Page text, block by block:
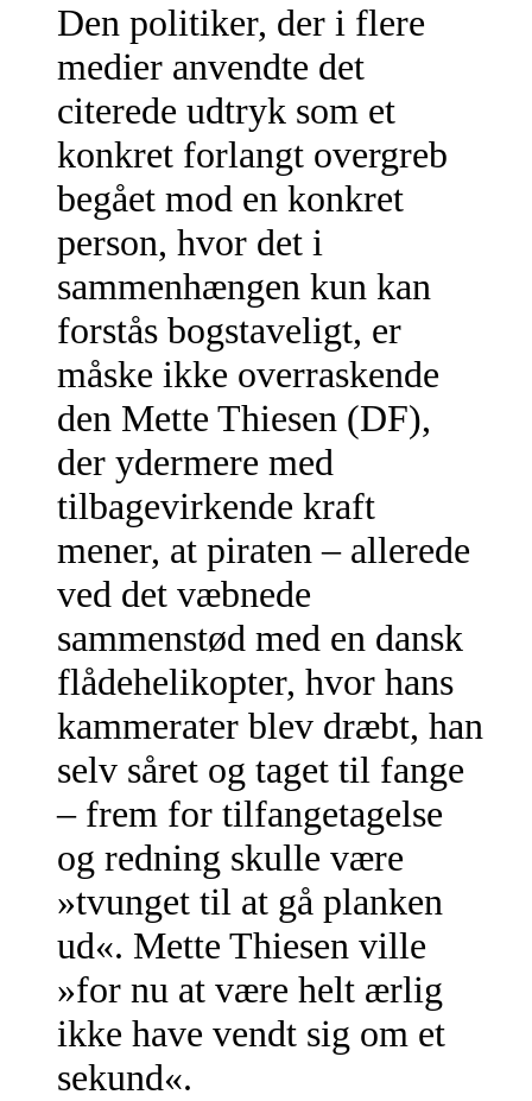
Den politiker, der i flere
medier anvendte det
citerede udtryk som et
konkret forlangt overgreb
begået mod en konkret
person, hvor det i
sammenhængen kun kan
forstås bogstaveligt, er
måske ikke overraskende
den Mette Thiesen (DF),
der ydermere med
tilbagevirkende kraft
mener, at piraten – allerede
ved det væbnede
sammenstød med en dansk
flådehelikopter, hvor hans
kammerater blev dræbt, han
selv såret og taget til fange
– frem for tilfangetagelse
og redning skulle være
»tvunget til at gå planken
ud«. Mette Thiesen ville
»for nu at være helt ærlig
ikke have vendt sig om et
sekund«.